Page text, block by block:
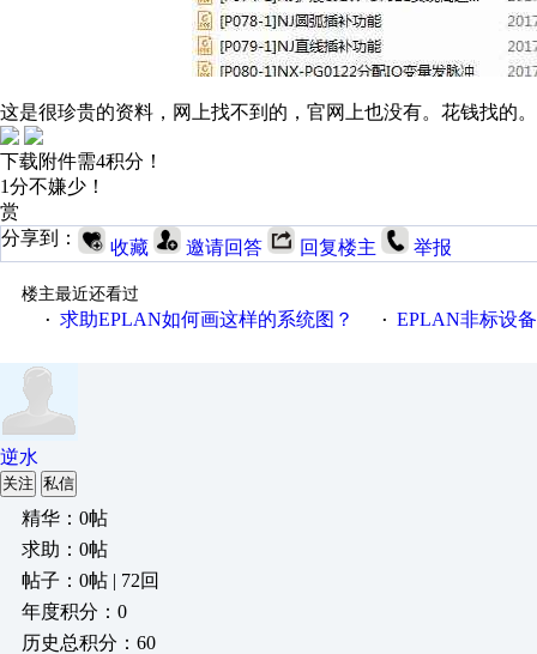
这是很珍贵的资料，网上找不到的，官网上也没有。花钱找的。
下载附件需4积分！
1分不嫌少！
赏
分享到：
收藏 邀请回答 回复楼主 举报
楼主最近还看过
· 求助EPLAN如何画这样的系统图？ · EPLAN非标设
逆水
关注 私信
精华：0帖
求助：0帖
帖子：0帖 | 72回
年度积分：0
历史总积分：60